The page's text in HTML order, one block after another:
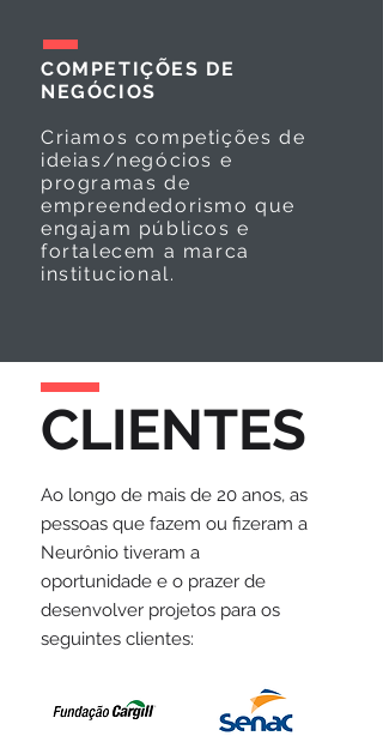
COMPETIÇÕES DE
NEGÓCIOS
Criamos competições de
ideias/negócios e
programas de
empreendedorismo que
engajam públicos e
fortalecem a marca
institucional.
CLIENTES
Ao longo de mais de 20 anos, as
pessoas que fazem ou fizeram a
Neurônio tiveram a
oportunidade e o prazer de
desenvolver projetos para os
seguintes clientes: